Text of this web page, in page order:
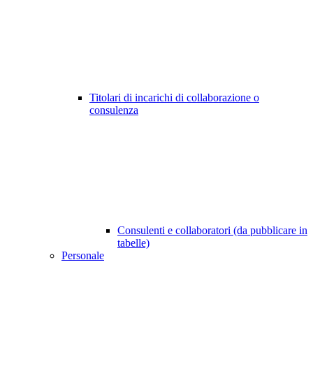
Titolari di incarichi di collaborazione o
consulenza
Consulenti e collaboratori (da pubblicare in
tabelle)
Personale